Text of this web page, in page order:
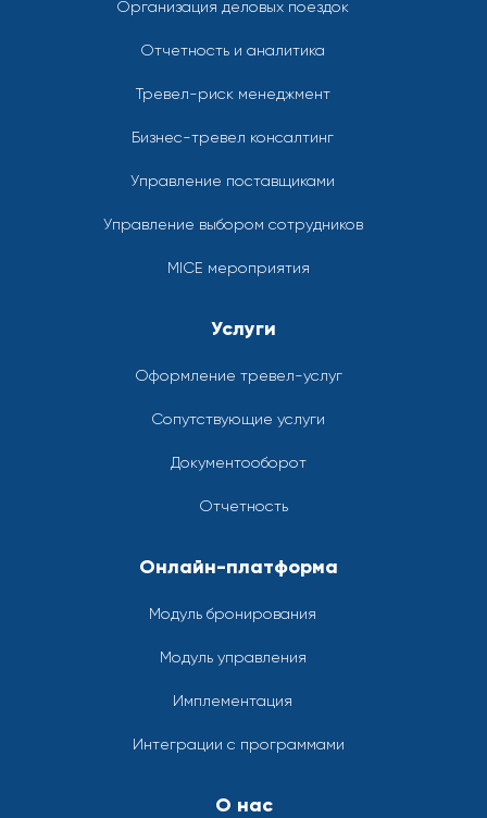
Организация деловых поездок
Отчетность и аналитика
Тревел-риск менеджмент
Бизнес-тревел консалтинг
Управление поставщиками
Управление выбором сотрудников
MICE мероприятия
Услуги
Оформление тревел-услуг
Сопутствующие услуги
Документооборот
Отчетность
Онлайн-платформа
Модуль бронирования
Модуль управления
Имплементация
Интеграции с программами
О нас